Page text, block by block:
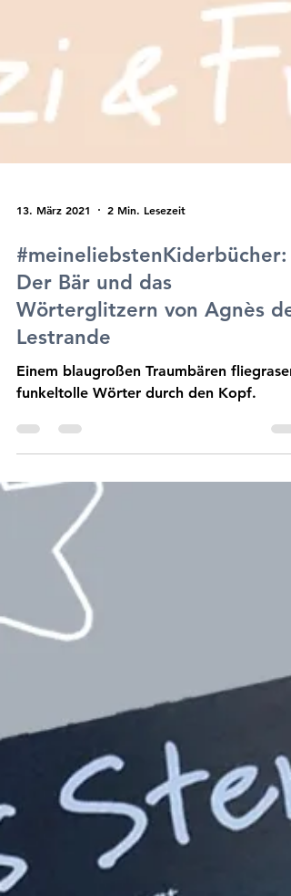
#meineliebstenKiderbücher:
Der Bär und das
Wörterglitzern von Agnès de
Lestrande
Einem blaugroßen Traumbären fliegrasen
funkeltolle Wörter durch den Kopf.